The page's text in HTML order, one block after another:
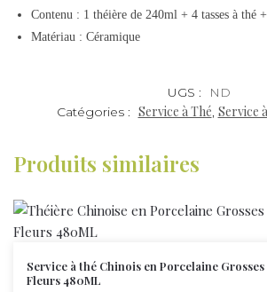
Contenu : 1 théière de 240ml + 4 tasses à thé
Matériau : Céramique
UGS :
ND
Catégories : Service à Thé, Service
Produits similaires
Service à thé Chinois en Porcelaine Grosses
Fleurs 480ML